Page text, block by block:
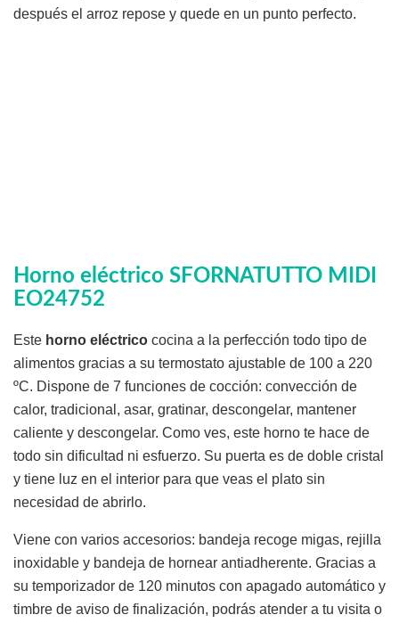
después el arroz repose y quede en un punto perfecto.
Horno eléctrico SFORNATUTTO MIDI
EO24752
Este horno eléctrico cocina a la perfección todo tipo de
alimentos gracias a su termostato ajustable de 100 a 220
ºC. Dispone de 7 funciones de cocción: convección de
calor, tradicional, asar, gratinar, descongelar, mantener
caliente y descongelar. Como ves, este horno te hace de
todo sin dificultad ni esfuerzo. Su puerta es de doble cristal
y tiene luz en el interior para que veas el plato sin
necesidad de abrirlo.
Viene con varios accesorios: bandeja recoge migas, rejilla
inoxidable y bandeja de hornear antiadherente. Gracias a
su temporizador de 120 minutos con apagado automático y
timbre de aviso de finalización, podrás atender a tu visita o